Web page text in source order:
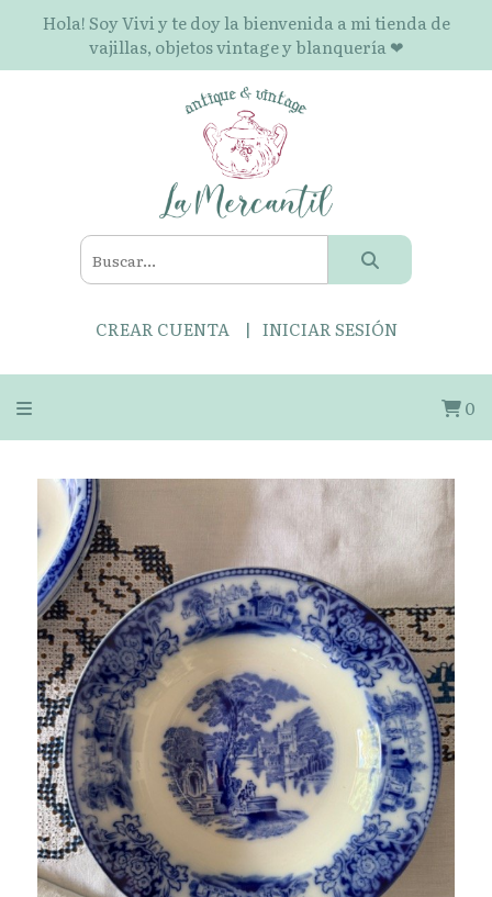
Hola! Soy Vivi y te doy la bienvenida a mi tienda de
vajillas, objetos vintage y blanquería ❤
CREAR CUENTA INICIAR SESIÓN
0